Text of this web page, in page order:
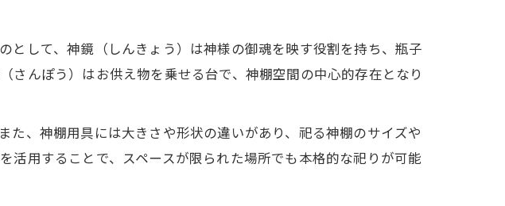
して、神鏡（しんきょう）は神様の御魂を映す役割を持ち、瓶子
さんぽう）はお供え物を乗せる台で、神棚空間の中心的存在となり
、神棚用具には大きさや形状の違いがあり、祀る神棚のサイズや
用することで、スペースが限られた場所でも本格的な祀りが可能